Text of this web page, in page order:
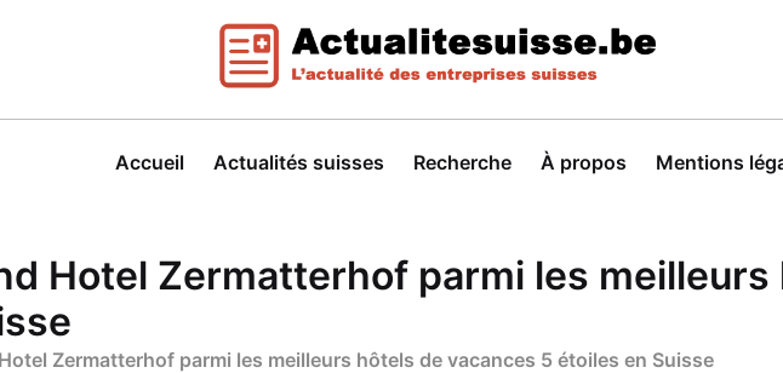
Accueil Actualités suisses Recherche À propos Mentions
Hotel Zermatterhof parmi les
Zermatterhof parmi les meilleurs hôtels de vacances 5 étoiles en Suisse